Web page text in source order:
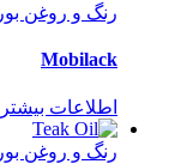
رنگ و روغن
Mobilack
اطلاعات بیشتر
رنگ و روغن